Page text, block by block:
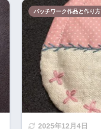
2025年12月4日
パッチワーク作品と作り方